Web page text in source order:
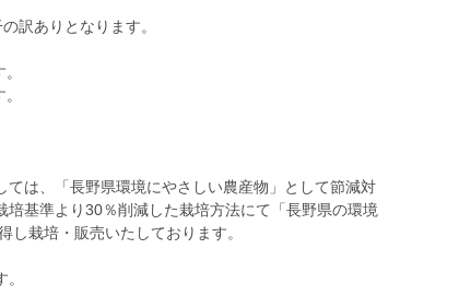
訳ありとなります。
は、「長野県環境にやさしい農産物」として節減対
基準より30％削減した栽培方法にて「長野県の環境
し栽培・販売いたしております。